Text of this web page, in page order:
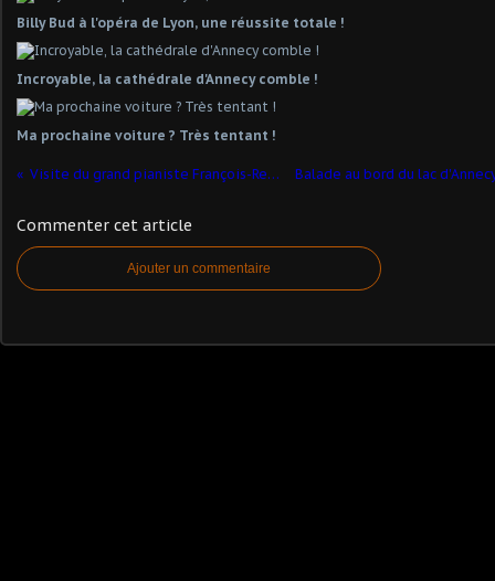
Billy Bud à l'opéra de Lyon, une réussite totale !
Incroyable, la cathédrale d'Annecy comble !
Ma prochaine voiture ? Très tentant !
Visite du grand pianiste François-René Duchable à Annecy.
Commenter cet article
Ajouter un commentaire